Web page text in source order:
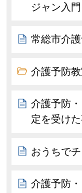
ジャン入
常総市介
介護予防
介護予防
定を受け
おうちで
介護予防